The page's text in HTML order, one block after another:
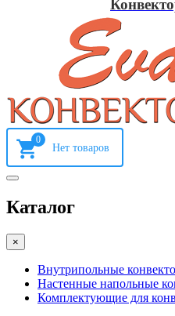
0
Каталог
×
Внутрипольные
Настенные напольные
Комплектующие для